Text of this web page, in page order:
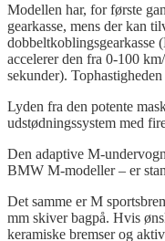
Modellen har, for første
gearkasse, mens der kan
accelerer den fra 0-100
sekunder).
Lyden fra den potente
udstødningssystem med
Den adaptive M-
BMW M-modeller – er
Det samme er M
mm skiver bagpå. Hvis
keramiske bremser og